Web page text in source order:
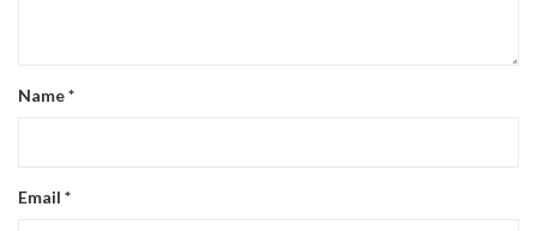
Name*
Email *